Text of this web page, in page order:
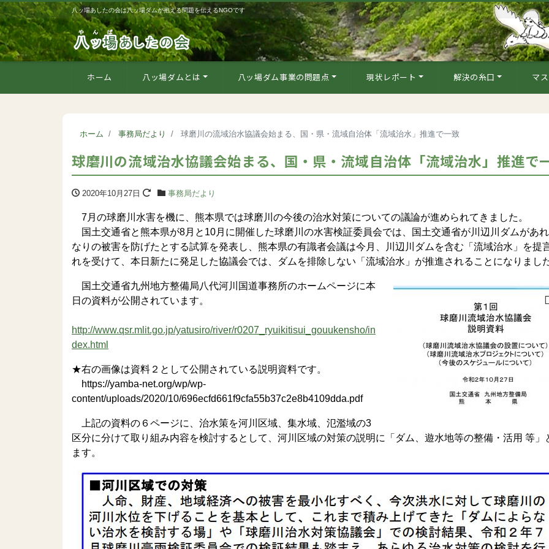
八ッ場あしたの会は八ッ場ダムが抱える問題を伝えるNGOです
ホーム 八ッ場ダムとは 八ッ場ダム事業の問題点 現状レポート 解決の糸口 マ
ホーム 事務局だより 球磨川の流域治水協議会始まる、国・県・流域自治体「流域治水」推進で一致
球磨川の流域治水協議会始まる、国・県・流域自治体「流域治水」推進で
2020年10月27日 事務局だより
7月の球磨川水害を機に、熊本県では球磨川の今後の治水対策についての議論が進められてきました。
国土交通省と熊本県が8月と10月に開催した球磨川の水害検証委員会では、国土交通省が川辺川ダムがあ
なりの被害を防げたとする試算を発表し、熊本県の有識者会議は今月、川辺川ダムを含む「流域治水」を提
れを受けて、本日新たに発足した協議会では、ダムを排除しない「流域治水」が推進されることになりまし
国土交通省九州地方整備局八代河川国道事務所のホームページに本
日の資料が公開されています。
http://www.qsr.mlit.go.jp/yatusiro/river/r0207_ryuikitisui_gouukensho/in
dex.html
★右の画像は資料２として公開されている説明資料です。
https://yamba-net.org/wp/wp-
content/uploads/2020/10/696ecfd661f9cfa55b37c2e8b4109dda.pdf
上記の資料の６ページに、治水策を河川区域、集水域、氾濫域の3
区分に分けて取り組み内容を検討するとして、河川区域の対策の説明に「ダム、遊水地等の整備・活用 等」
ます。